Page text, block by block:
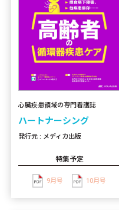
心臓疾患領域の専門看護誌
ハートナーシング
発行元 : メディカ出版
特集予定
9月号 10月号